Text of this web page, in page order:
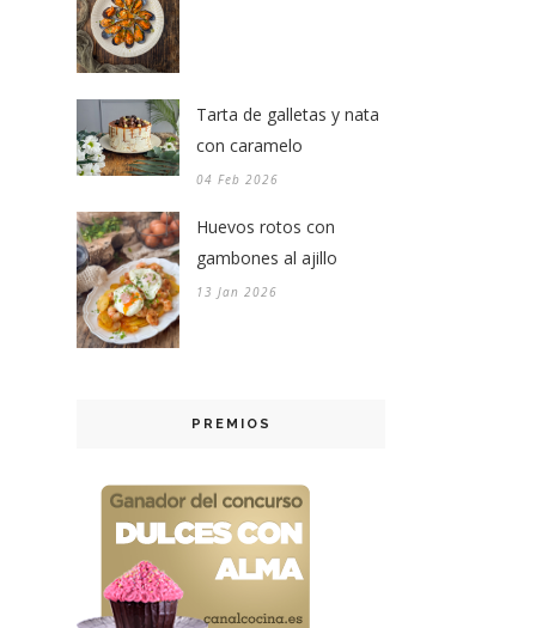
Tarta de galletas y nata
con caramelo
04 Feb 2026
Huevos rotos con
gambones al ajillo
13 Jan 2026
PREMIOS